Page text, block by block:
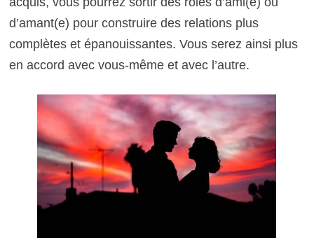
d’amant(e) pour construire des relations plus
complètes et épanouissantes. Vous serez ainsi plus
en accord avec vous-même et avec l’autre.